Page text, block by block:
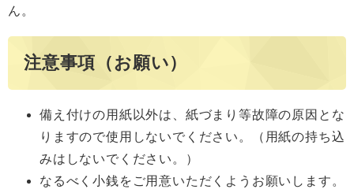
ん。
注意事項（お願い）
備え付けの用紙以外は、紙づまり等故障の原因とな
りますので使用しないでください。（用紙の持ち込
みはしないでください。）
なるべく小銭をご用意いただくようお願いします。